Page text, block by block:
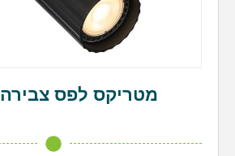
מטריקס לפס צבירה GU10